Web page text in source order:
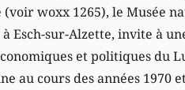
woxx 1265), le Musée
à Esch-sur-Alzette, invite à
et politiques du
au cours des années 1970